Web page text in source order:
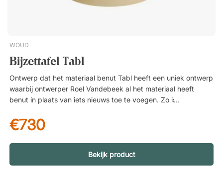
twee stopcontacten is het ideaal voor moderne werkplekken.
WOUD
Bijzettafel Tabl
Ontwerp dat het materiaal benut Tabl heeft een uniek ontwerp
waarbij ontwerper Roel Vandebeek al het materiaal heeft
benut in plaats van iets nieuws toe te voegen. Zo is het metaal
tafelblad, ontworpen om een zwevende en lichte uitdrukking
te geven. Over de ontwerper – Roel Vandebeek Roel
Vandebeek is een Belgische ontwerper die in zijn carrière
verschillende uitdrukkingsvormen heeft onderzocht in
industrieel ontwerp, interieurontwerp en kunst. Zijn ontwerpen
€730
Bekijk product